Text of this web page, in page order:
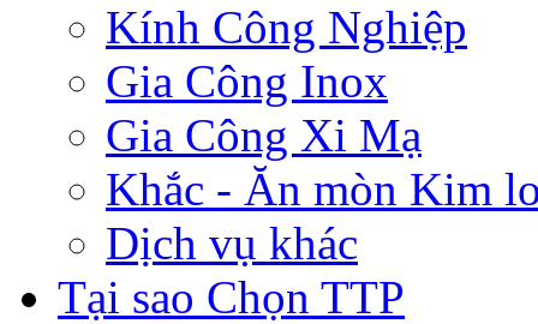
Kính Công Nghiệp
Gia Công Inox
Gia Công Xi Mạ
Khắc - Ăn mòn Kim
Dịch vụ khác
Tại sao Chọn TTP